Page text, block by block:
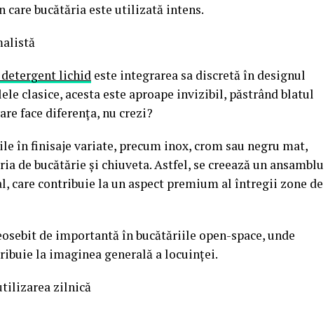
care bucătăria este utilizată intens.
lichid este integrarea sa discretă în designul
clasice, acesta este aproape invizibil, păstrând blatul
face diferența, nu crezi?
în finisaje variate, precum inox, crom sau negru mat,
de bucătărie și chiuveta. Astfel, se creează un ansamblu
care contribuie la un aspect premium al întregii zone de
de importantă în bucătăriile open-space, unde
la imaginea generală a locuinței.
zilnică